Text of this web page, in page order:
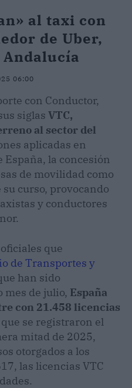
al taxi con
de Uber,
06:00
con Conductor,
siglas VTC,
al sector del
aplicadas en
la concesión
de movilidad como
curso, provocando
y conductores
que
de Transportes y
han sido
mes de julio, España
con 21.458 licencias
se registraron el
mitad de 2025,
otorgados a los
las licencias VTC